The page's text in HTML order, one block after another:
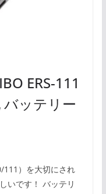
ERS-111
バッテリー
111）を大切にされ
いです！ バッテリ